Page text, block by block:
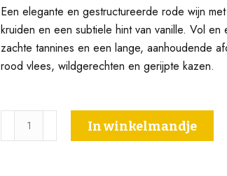
Een elegante en gestructureerde rode wijn
kruiden en een subtiele hint van vanille. Vol
zachte tannines en een lange, aanhoudende
rood vlees, wildgerechten en gerijpte kazen.
Chianti
Riserva
In winkelmandje